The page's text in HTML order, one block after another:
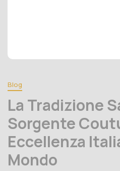
Blog
La Tradizione
Sorgente
Eccellenza
Mondo